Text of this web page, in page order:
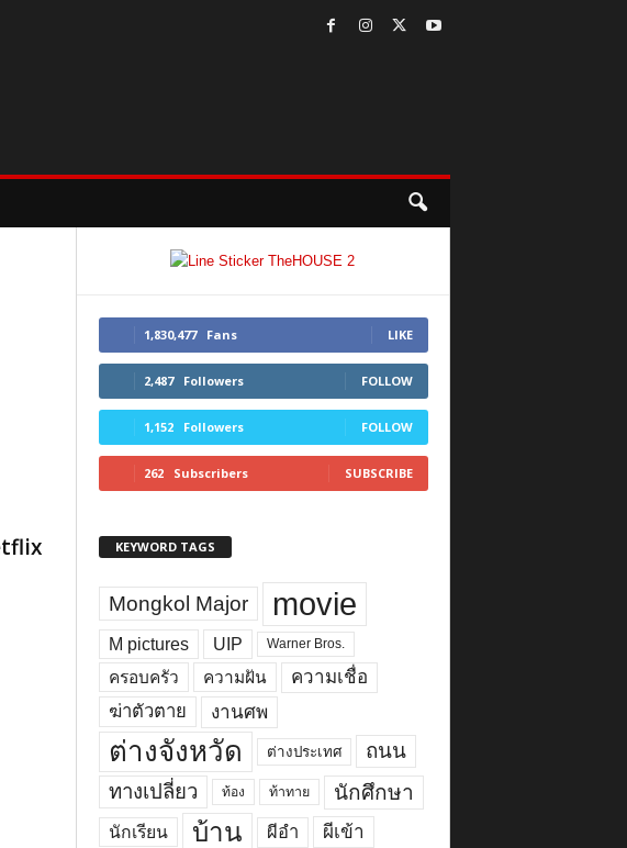
1,830,477 Fans LIKE
2,487 Followers FOLLOW
1,152 Followers FOLLOW
262 Subscribers SUBSCRIBE
KEYWORD TAGS
Mongkol Major movie
M pictures UIP Warner Bros.
ครอบครัว ความฝัน
ความเชื่อ
ฆ่าตัวตาย
งานศพ
ต่างจังหวัด ต่างประเทศ
ถนน
ทางเปลี่ยว
ท้อง ท้าทาย นักศึกษา
นักเรียน บ้าน ผีอำ ผีเข้า